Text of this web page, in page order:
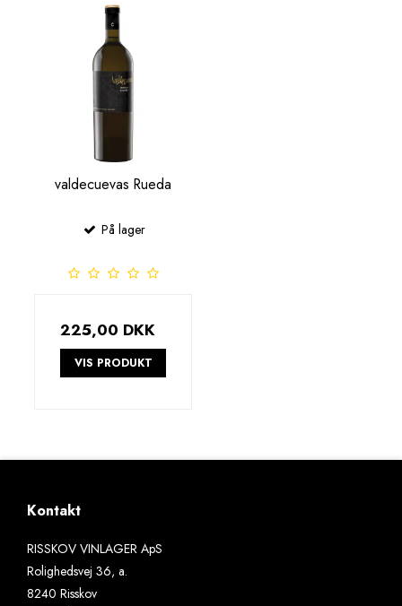
valdecuevas Rueda
På lager
225,00 DKK
VIS PRODUKT
Kontakt
RISSKOV VINLAGER ApS
Rolighedsvej 36, a.
8240 Risskov